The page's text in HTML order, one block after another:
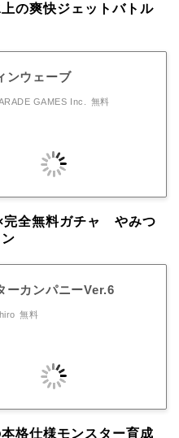
の爽快ジェットバトル
ンウェーブ
GAMES Inc. 無料
完全無料ガチャ やみつ
ーカンパニーVer.6
無料
格仕様モンスター育成